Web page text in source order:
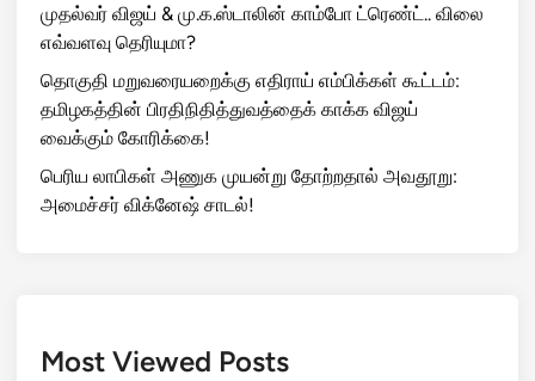
முதல்வர் விஜய் & மு.க.ஸ்டாலின் காம்போ ட்ரெண்ட்.. விலை
எவ்வளவு தெரியுமா?
தொகுதி மறுவரையறைக்கு எதிராய் எம்பிக்கள் கூட்டம்:
தமிழகத்தின் பிரதிநிதித்துவத்தைக் காக்க விஜய்
வைக்கும் கோரிக்கை!
பெரிய லாபிகள் அணுக முயன்று தோற்றதால் அவதூறு:
அமைச்சர் விக்னேஷ் சாடல்!
Most Viewed Posts